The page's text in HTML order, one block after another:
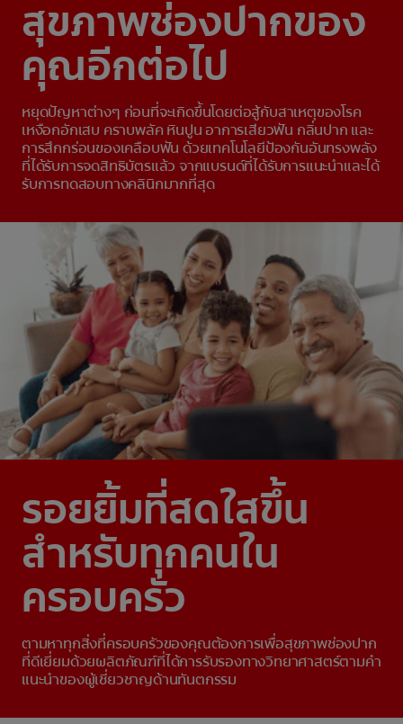
สุขภาพช่องปากของ
คุณอีกต่อไป
หยุดปัญหาต่างๆ ก่อนที่จะเกิดขึ้นโดยต่อสู้กับสาเหตุของโรค
เหงือกอักเสบ คราบพลัค หินปูน อาการเสียวฟัน กลิ่นปาก และ
การสึกกร่อนของเคลือบฟัน ด้วยเทคโนโลยีป้องกันอันทรงพลัง
ที่ได้รับการจดสิทธิบัตรแล้ว จากแบรนด์ที่ได้รับการแนะนำและได้
รับการทดสอบทางคลินิกมากที่สุด
รอยยิ้มที่สดใสขึ้น
สำหรับทุกคนใน
ครอบครัว
ตามหาทุกสิ่งที่ครอบครัวของคุณต้องการเพื่อสุขภาพช่องปาก
ที่ดีเยี่ยมด้วยผลิตภัณฑ์ที่ได้การรับรองทางวิทยาศาสตร์ตามคำ
แนะนำของผู้เชี่ยวชาญด้านทันตกรรม